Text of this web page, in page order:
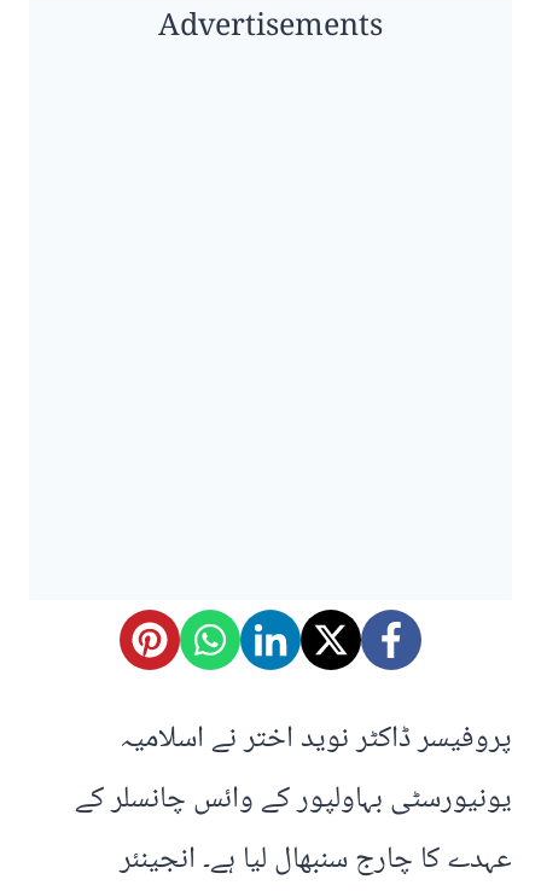
Advertisements
پروفیسر ڈاکٹر نوید اختر نے اسلامیہ
یونیورسٹی بہاولپور کے وائس چانسلر کے
عہدے کا چارج سنبھال لیا ہے۔ انجینئر